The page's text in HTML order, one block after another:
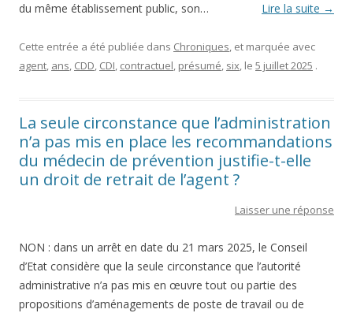
du même établissement public, son…
Lire la suite →
Cette entrée a été publiée dans Chroniques, et marquée avec
agent, ans, CDD, CDI, contractuel, présumé, six, le 5 juillet 2025 .
La seule circonstance que l’administration
n’a pas mis en place les recommandations
du médecin de prévention justifie-t-elle
un droit de retrait de l’agent ?
Laisser une réponse
NON : dans un arrêt en date du 21 mars 2025, le Conseil
d’Etat considère que la seule circonstance que l’autorité
administrative n’a pas mis en œuvre tout ou partie des
propositions d’aménagements de poste de travail ou de